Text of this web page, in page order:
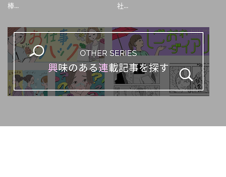
棒...
社...